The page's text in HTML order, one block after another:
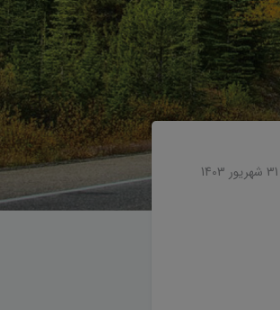
31 شهریور 1403